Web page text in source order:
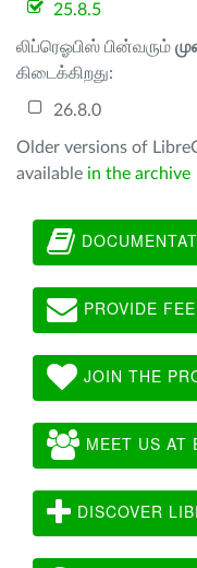
25.8.5
லிப்ரெஓபிஸ் பின்வரும்
கிடைக்கிறது:
26.8.0
Older versions of
available in the archive
PROVIDE
JOIN THE
MEET US AT
DISCOVER